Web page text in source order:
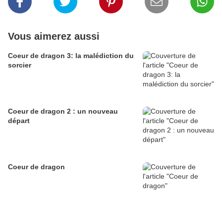
Vous aimerez aussi
Coeur de dragon 3: la malédiction du
sorcier
Coeur de dragon 2 : un nouveau
départ
Coeur de dragon